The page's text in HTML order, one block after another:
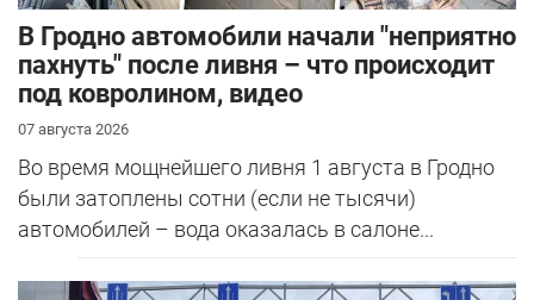
В Гродно автомобили начали "неприятно
пахнуть" после ливня – что происходит
под ковролином, видео
07 августа 2026
Во время мощнейшего ливня 1 августа в Гродно
были затоплены сотни (если не тысячи)
автомобилей – вода оказалась в салоне...